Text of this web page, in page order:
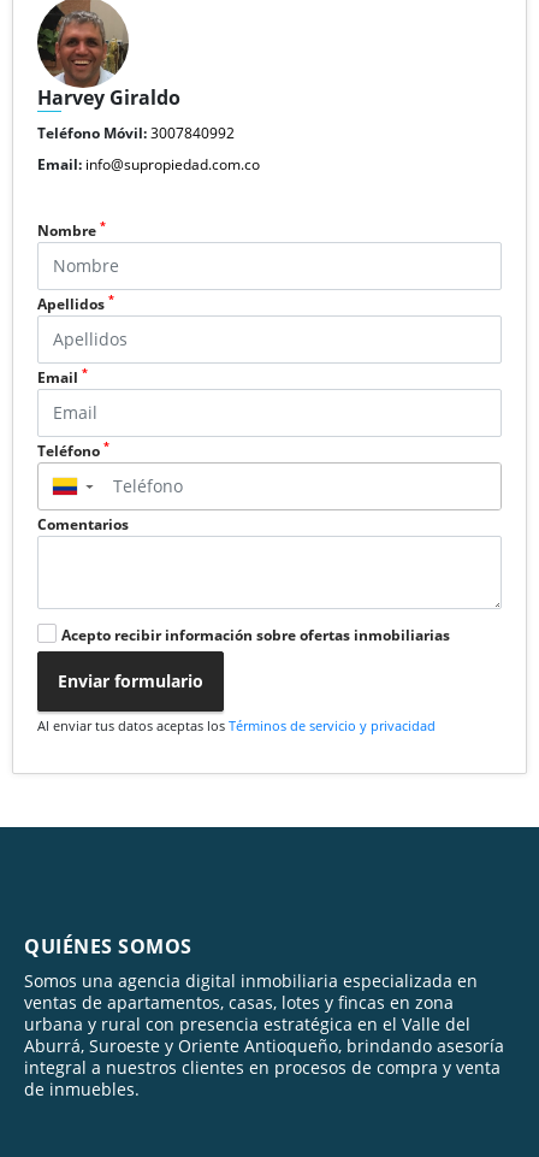
Harvey Giraldo
Teléfono Móvil:3007840992
Email: info@supropiedad.com.co
Nombre *
Apellidos *
Email *
Teléfono *
▼
Comentarios
Acepto recibir información sobre ofertas inmobiliarias
Enviar formulario
Al enviar tus datos aceptas los Términos de servicio y privacidad
QUIÉNES SOMOS
Somos una agencia digital inmobiliaria especializada en
ventas de apartamentos, casas, lotes y fincas en zona
urbana y rural con presencia estratégica en el Valle del
Aburrá, Suroeste y Oriente Antioqueño, brindando asesoría
integral a nuestros clientes en procesos de compra y venta
de inmuebles.